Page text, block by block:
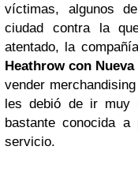
víctimas, algunos
ciudad contra la
atentado, la
Heathrow con Nueva
vender
les debió de ir muy
bastante conocida
servicio.